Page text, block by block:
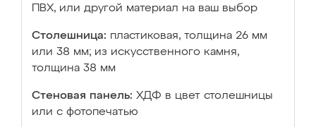
ПВХ, или другой материал на ваш выбор
Столешница: пластиковая, толщина 26 мм
или 38 мм; из искусственного камня,
толщина 38 мм
Стеновая панель: ХДФ в цвет столешницы
или с фотопечатью